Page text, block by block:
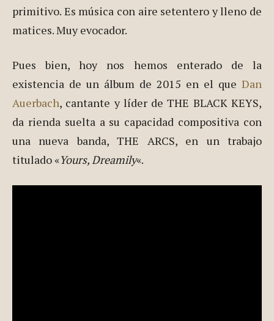
primitivo. Es música con aire setentero y lleno de
matices. Muy evocador.
Pues bien, hoy nos hemos enterado de la
existencia de un álbum de 2015 en el que Dan
Auerbach, cantante y líder de THE BLACK KEYS,
da rienda suelta a su capacidad compositiva con
una nueva banda, THE ARCS, en un trabajo
titulado «Yours, Dreamily«.